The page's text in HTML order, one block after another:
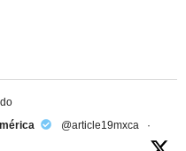
@article19mxca
·